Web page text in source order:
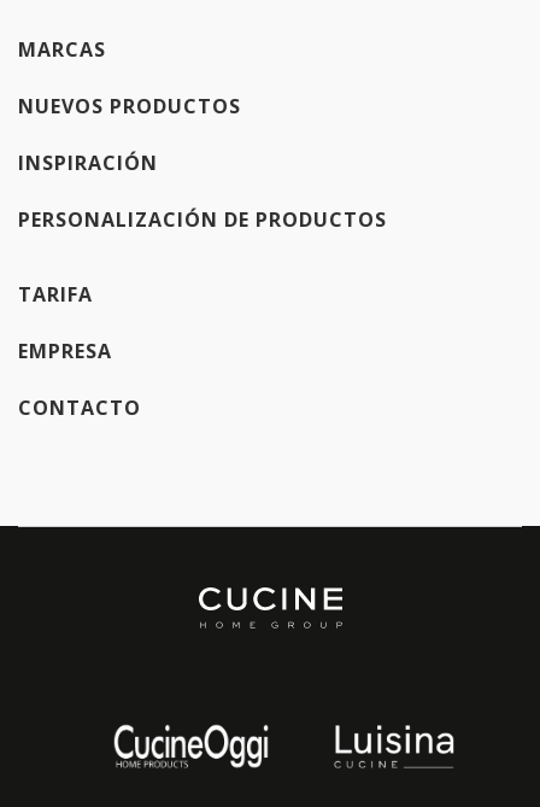
MARCAS
NUEVOS PRODUCTOS
INSPIRACIÓN
PERSONALIZACIÓN DE PRODUCTOS
TARIFA
EMPRESA
CONTACTO